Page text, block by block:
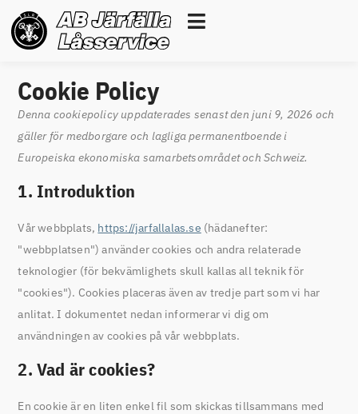
Cookie Policy
Denna cookiepolicy uppdaterades senast den juni 9, 2026 och
gäller för medborgare och lagliga permanentboende i
Europeiska ekonomiska samarbetsområdet och Schweiz.
1. Introduktion
Vår webbplats, https://jarfallalas.se (hädanefter:
"webbplatsen") använder cookies och andra relaterade
teknologier (för bekvämlighets skull kallas all teknik för
"cookies"). Cookies placeras även av tredje part som vi har
anlitat. I dokumentet nedan informerar vi dig om
användningen av cookies på vår webbplats.
2. Vad är cookies?
En cookie är en liten enkel fil som skickas tillsammans med